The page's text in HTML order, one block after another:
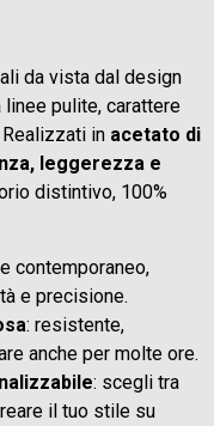
da vista dal design
pulite, carattere
in acetato di
leggerezza e
distintivo, 100%
contemporaneo,
e precisione.
: resistente,
anche per molte ore.
: scegli tra
il tuo stile su